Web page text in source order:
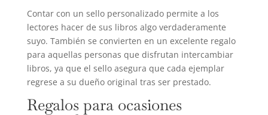
Contar con un sello personalizado permite a los
lectores hacer de sus libros algo verdaderamente
suyo. También se convierten en un excelente regalo
para aquellas personas que disfrutan intercambiar
libros, ya que el sello asegura que cada ejemplar
regrese a su dueño original tras ser prestado.
Regalos para ocasiones